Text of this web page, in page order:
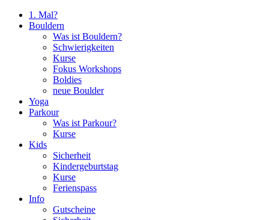
1. Mal?
Bouldern
Was ist Bouldern?
Schwierigkeiten
Kurse
Fokus Workshops
Boldies
neue Boulder
Yoga
Parkour
Was ist Parkour?
Kurse
Kids
Sicherheit
Kindergeburtstag
Kurse
Ferienspass
Info
Gutscheine